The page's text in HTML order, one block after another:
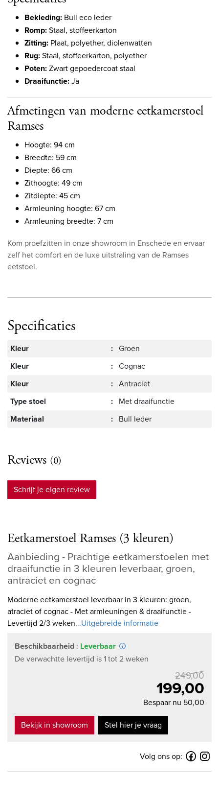
Bekleding: Bull eco leder
Romp:Staal, stoffeerkarton
Zitting: Plaat, polyether, diolenwatten
Rug:Staal, stoffeerkarton, polyether
Poten:Zwart gepoedercoat staal
Draaifunctie:Ja
Afmetingen van moderne eetkamerstoel
Ramses
Hoogte: 94 cm
Breedte: 59 cm
Diepte: 66 cm
Zithoogte: 49 cm
Zitdiepte: 45 cm
Armleuning hoogte: 67 cm
Armleuning breedte: 7 cm
Kom proefzitten in onze showroom in Enschede en ervaar
zelf het comfort en de luxe uitstraling van de Ramses
eetstoel.
Specificaties
Kleur : Groen
Kleur
: Cognac
Kleur
: Antraciet
Type stoel
: Met draaifunctie
Materiaal
: Bull leder
Reviews (0)
Schrijf je eigen review
Eetkamerstoel Ramses (3 kleuren)
Aanbieding - Prachtige eetkamerstoelen met
draaifunctie in 3 kleuren leverbaar, groen,
antraciet en cognac
Moderne eetkamerstoel leverbaar in 3 kleuren: groen,
atraciet of cognac - Met armleuningen & draaifunctie -
Levertijd 2/3 weken...Uitgebreide informatie
Beschikbaarheid : Leverbaar
De verwachtte levertijd is 1 tot 2 weken
249,00
199,00
Bespaar nu 50,00
Bekijk in showroom
Stel hier je vraag
Volg ons op: